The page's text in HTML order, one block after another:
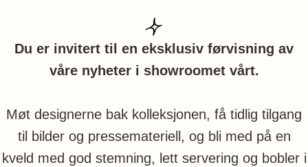
Du er invitert til en eksklusiv førvisning av
våre nyheter i showroomet vårt.
Møt designerne bak kolleksjonen, få tidlig tilgang
til bilder og pressemateriell, og bli med på en
kveld med god stemning, lett servering og bobler i